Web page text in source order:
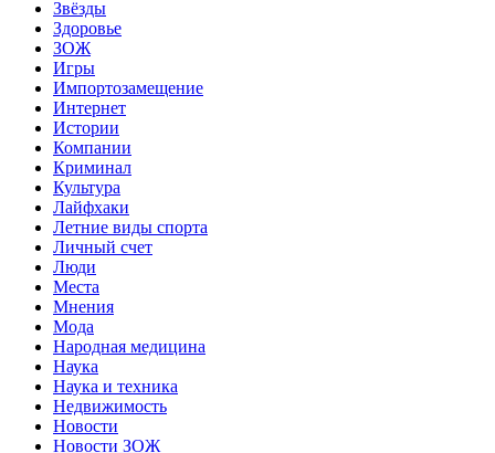
Звёзды
Здоровье
ЗОЖ
Игры
Импортозамещение
Интернет
Истории
Компании
Криминал
Культура
Лайфхаки
Летние виды спорта
Личный счет
Люди
Места
Мнения
Мода
Народная медицина
Наука
Наука и техника
Недвижимость
Новости
Новости ЗОЖ